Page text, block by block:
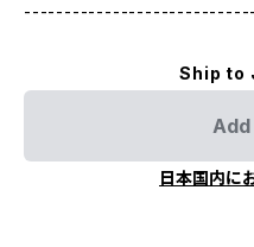
Ship to
日本国内に